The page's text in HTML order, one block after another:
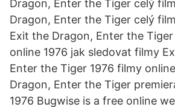
Dragon, Enter the Tiger celý
Dragon, Enter the Tiger celý
Exit the Dragon, Enter the
online 1976 jak sledovat filmy
Enter the Tiger 1976 filmy
Dragon, Enter the Tiger
1976 Bugwise is a free online